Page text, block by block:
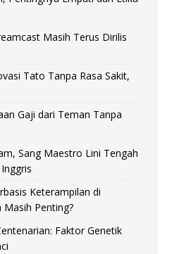
Masih Terus Dirilis
Tato Tanpa Rasa Sakit,
Gaji dari Teman Tanpa
Sang Maestro Lini Tengah
Keterampilan di
Masih Penting?
Faktor Genetik